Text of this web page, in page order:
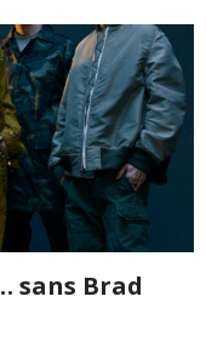
sans Brad